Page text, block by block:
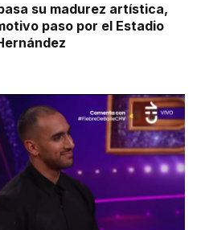
su madurez artística,
paso por el Estadio